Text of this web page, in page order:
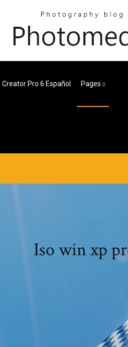
Pro 6 Español Pages
Iso win xp